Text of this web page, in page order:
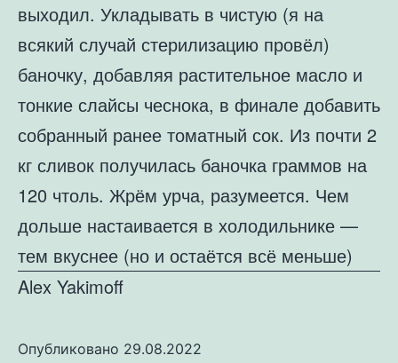
выходил. Укладывать в чистую (я на
всякий случай стерилизацию провёл)
баночку, добавляя растительное масло и
тонкие слайсы чеснока, в финале добавить
собранный ранее томатный сок. Из почти 2
кг сливок получилась баночка граммов на
120 чтоль. Жрём урча, разумеется. Чем
дольше настаивается в холодильнике —
тем вкуснее (но и остаётся всё меньше)
Alex Yakimoff
Опубликовано 29.08.2022